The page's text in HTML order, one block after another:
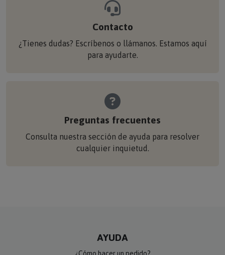
Contacto
¿Tienes dudas? Escríbenos o llámanos. Estamos aquí
para ayudarte.
Preguntas frecuentes
Consulta nuestra sección de ayuda para resolver
cualquier inquietud.
AYUDA
¿Cómo hacer un pedido?